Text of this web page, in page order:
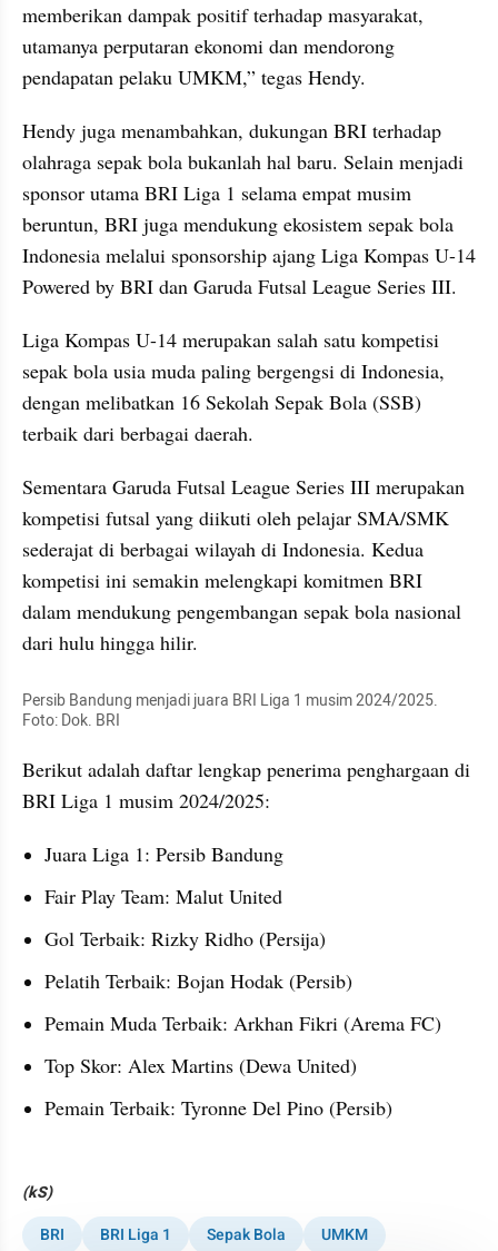
memberikan dampak positif terhadap masyarakat,
utamanya perputaran ekonomi dan mendorong
pendapatan pelaku UMKM,” tegas Hendy.
Hendy juga menambahkan, dukungan BRI terhadap
olahraga sepak bola bukanlah hal baru. Selain menjadi
sponsor utama BRI Liga 1 selama empat musim
beruntun, BRI juga mendukung ekosistem sepak bola
Indonesia melalui sponsorship ajang Liga Kompas U-14
Powered by BRI dan Garuda Futsal League Series III.
Liga Kompas U-14 merupakan salah satu kompetisi
sepak bola usia muda paling bergengsi di Indonesia,
dengan melibatkan 16 Sekolah Sepak Bola (SSB)
terbaik dari berbagai daerah.
Sementara Garuda Futsal League Series III merupakan
kompetisi futsal yang diikuti oleh pelajar SMA/SMK
sederajat di berbagai wilayah di Indonesia. Kedua
kompetisi ini semakin melengkapi komitmen BRI
dalam mendukung pengembangan sepak bola nasional
dari hulu hingga hilir.
Persib Bandung menjadi juara BRI Liga 1 musim 2024/2025.
Foto: Dok. BRI
Berikut adalah daftar lengkap penerima penghargaan di
BRI Liga 1 musim 2024/2025:
Juara Liga 1: Persib Bandung
Fair Play Team: Malut United
Gol Terbaik: Rizky Ridho (Persija)
Pelatih Terbaik: Bojan Hodak (Persib)
Pemain Muda Terbaik: Arkhan Fikri (Arema FC)
Top Skor: Alex Martins (Dewa United)
Pemain Terbaik: Tyronne Del Pino (Persib)
(kS)
BRI
BRI Liga 1 Sepak Bola UMKM